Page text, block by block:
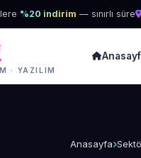
%20 indirim — sınırlı süre
· YAZILIM
Anasayfa